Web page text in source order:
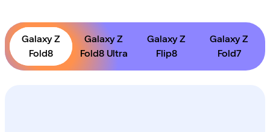
Galaxy Z
Fold8
Galaxy Z
Fold8 Ultra
Galaxy Z
Flip8
Galaxy Z
Fold7